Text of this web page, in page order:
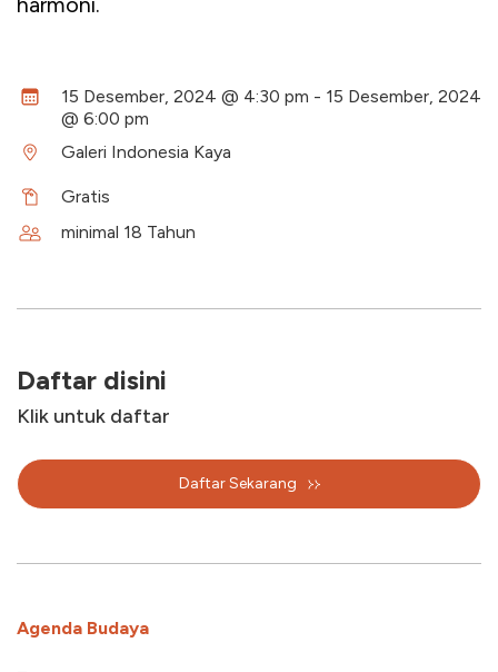
15 Desember, 2024 @ 4:30 pm - 15 Desember, 2024
@ 6:00 pm
Galeri Indonesia Kaya
Gratis
minimal 18 Tahun
Daftar disini
Klik untuk daftar
Daftar Sekarang
Agenda Budaya